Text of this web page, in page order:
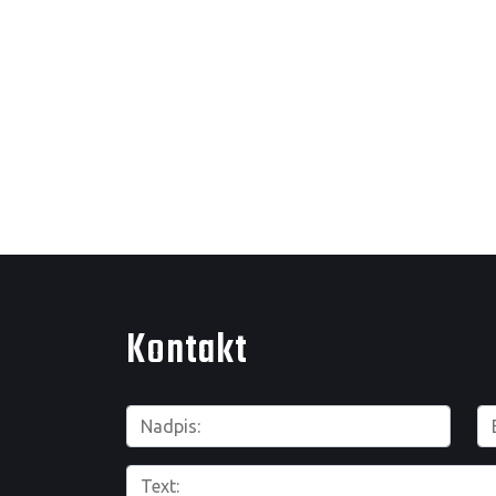
Kontakt